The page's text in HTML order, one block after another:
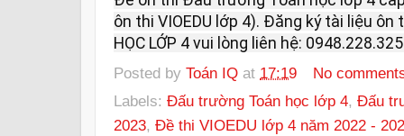
ôn thi VIOEDU lớp 4). Đăng ký tài liệu ôn
HỌC LỚP 4 vui lòng liên hệ:
Posted by Toán IQ at 17:19
No
Labels: Đấu trường Toán học lớp 4, Đấu
2023, Đề thi VIOEDU lớp 4 năm 2022 -